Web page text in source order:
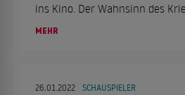
ins Kino. Der Wahnsinn des
auf wenigen Quadratmetern.
MEHR
26.01.2022 SCHAUSPIELER